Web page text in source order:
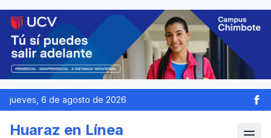
jueves, 6 de agosto de 2026
Huaraz en Línea